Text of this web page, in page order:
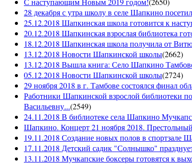
28 декабря с утра школу в селе Шапкино
25.12.2018 Шапкинская школа готовится к
20.12.2018 Шапкинская взрослая библиотека
18.12.2018 Шапкинская школа получила от
13.12.2018 Новости Шапкинской школы(2662)
13.12.2018 Вышла книга: Село Шапкино
05.12.2018 Новости Шапкинской школы(2724)
29 ноября 2018 в г. Тамбове состоялся финал
Работники Шапкинской взрослой библиотеки
Васильевну...(2549)
24.11.2018 В библиотеке села Шапкино
Шапкино. Концерт 21 ноября 2018.
19.11.2018 Создание новых полов в спортзале
17.11.2018 Детский садик "Солнышко"
13.11.2018 Мучкапские боксеры готовятся к